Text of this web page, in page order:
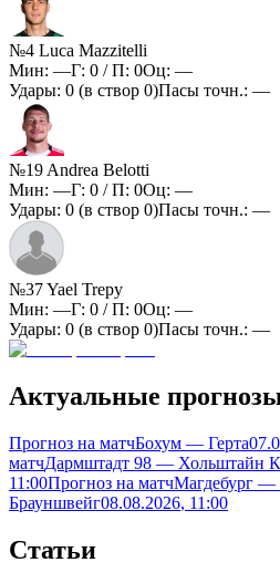
№4 Luca Mazzitelli
Мин: —Г: 0 / П: 0Оц: —
Удары: 0 (в створ 0)Пасы точн.: —
№19 Andrea Belotti
Мин: —Г: 0 / П: 0Оц: —
Удары: 0 (в створ 0)Пасы точн.: —
№37 Yael Trepy
Мин: —Г: 0 / П: 0Оц: —
Удары: 0 (в створ 0)Пасы точн.: —
Актуальные
Прогноз на матчБохум — Герта
матчДармштадт 98 — Хольштайн
11:00Прогноз на матчМагдебург —
Брауншвейг08.08.2026, 11:00
Статьи